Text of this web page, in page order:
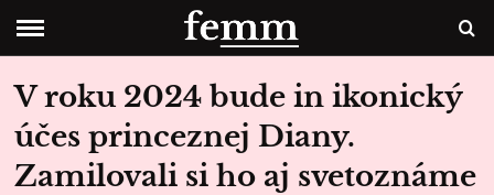
V roku 2024 bude in ikonický
účes princeznej Diany.
Zamilovali si ho aj svetoznáme